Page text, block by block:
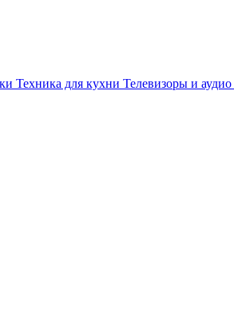
Техника для кухни Телевизоры и аудио